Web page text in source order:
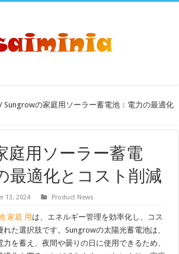
/ Sungrowの家庭用ソーラー蓄電池：電力の最適化
庭用ソーラー蓄電
最適化とコスト削減
13, 2024 Product News
家庭 用 は、エネルギー管理を効率化し、コス
れた選択肢です。Sungrowの太陽光蓄電池は、
力を蓄え、夜間や曇りの日に使用できるため、